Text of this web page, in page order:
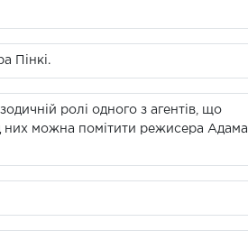
Пінкі.
ролі одного з агентів, що
них можна помітити режисера Адама